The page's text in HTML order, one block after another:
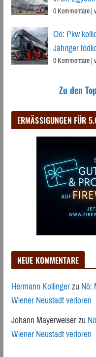
0 Kommentare|
Oö: Pkw
Jähriger
0 Kommentare|
Zu den
ERMÄSSIGUNGEN FÜR
NEUE KOMMENTARE
Hermann KollingerzuNö:
Wiener Neustadt verloren
Johann Mayerweiserzu
Wiener Neustadt verloren